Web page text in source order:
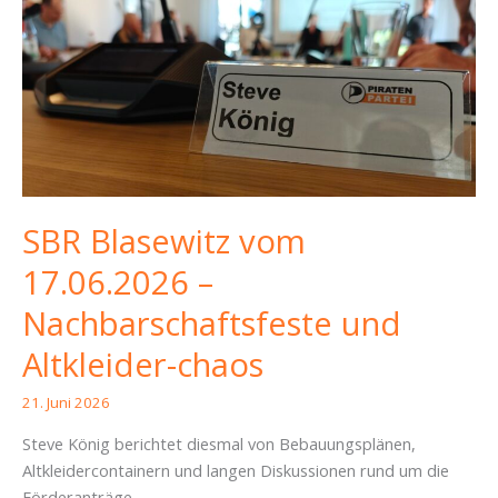
SBR Blasewitz vom
17.06.2026 –
Nachbarschaftsfeste und
Altkleider-chaos
21. Juni 2026
Steve König berichtet diesmal von Bebauungsplänen,
Altkleidercontainern und langen Diskussionen rund um die